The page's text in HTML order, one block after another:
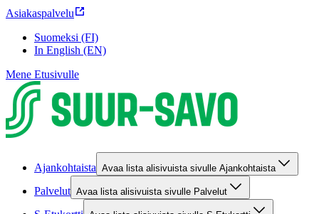
Asiakaspalvelu
Suomeksi (FI)
In English (EN)
Mene Etusivulle
Ajankohtaista Avaa lista alisivuista sivulle Ajankohtaista
Palvelut Avaa lista alisivuista sivulle Palvelut